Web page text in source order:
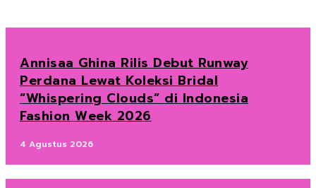
Annisaa Ghina Rilis Debut Runway
Perdana Lewat Koleksi Bridal
“Whispering Clouds” di Indonesia
Fashion Week 2026
4 Agustus 2026